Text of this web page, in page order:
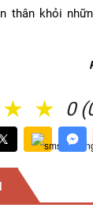
thân khỏi
0
5
4 Sao
3 Sao